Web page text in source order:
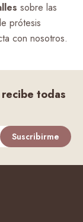
sobre las
prótesis
con nosotros.
todas
Suscribirme